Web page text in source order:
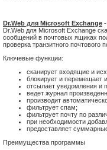
Dr.Web для Microsoft Exchange
Dr.Web для Microsoft Exchange
сообщений в почтовых ящиках
проверка транзитного
Ключевые функции:
сканирует входящие и
блокирует и перемещает
отсылает уведомления и
ведет журнал
производит
фильтрует спам;
фильтрует почту по
при необходимости
предоставляет
Преимущества программы